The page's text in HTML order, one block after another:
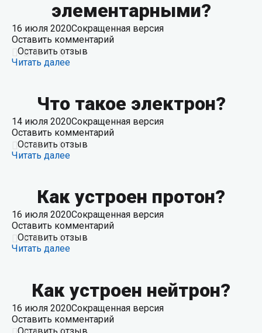
элементарными?
16 июля 2020Сокращенная версия
Оставить комментарий
Оставить отзыв
Читать далее
Что такое электрон?
14 июля 2020Сокращенная версия
Оставить комментарий
Оставить отзыв
Читать далее
Как устроен протон?
16 июля 2020Сокращенная версия
Оставить комментарий
Оставить отзыв
Читать далее
Как устроен нейтрон?
16 июля 2020Сокращенная версия
Оставить комментарий
Оставить отзыв